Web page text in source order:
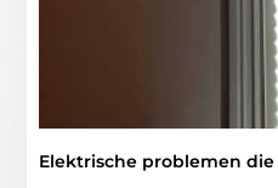
Elektrische problemen